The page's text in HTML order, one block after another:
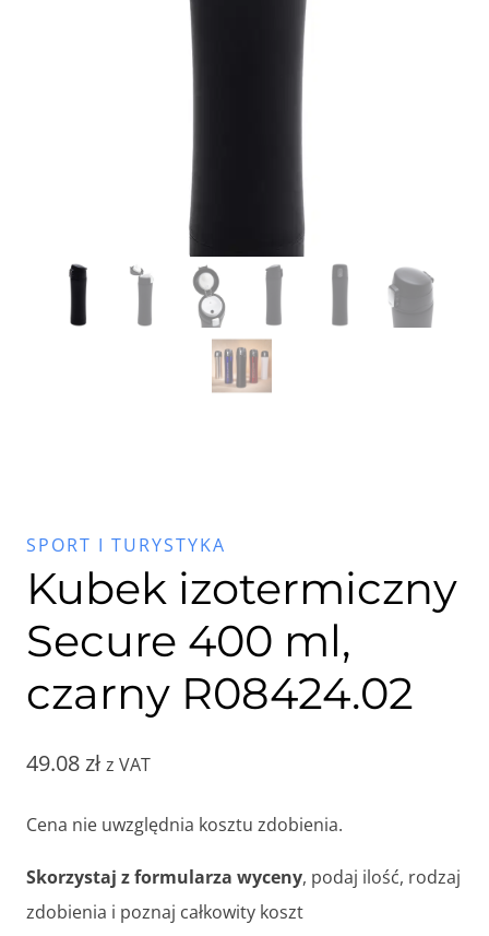
SPORT I TURYSTYKA
Kubek izotermiczny
Secure 400 ml,
czarny R08424.02
49.08zł z VAT
Cena nie uwzględnia kosztu zdobienia.
Skorzystaj z formularza wyceny, podaj ilość, rodzaj
zdobienia i poznaj całkowity koszt